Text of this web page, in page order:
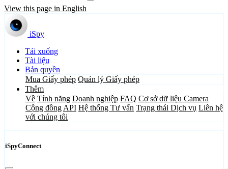
View this page in English
iSpy
Tải xuống
Tài liệu
Bản quyền
Mua Giấy phép Quản lý Giấy phép
Thêm
Về Tính năng Doanh nghiệp FAQ Cơ sở dữ liệu Camera
Cộng đồng API Hệ thống Tư vấn Trạng thái Dịch vụ Liên hệ
với chúng tôi
iSpyConnect